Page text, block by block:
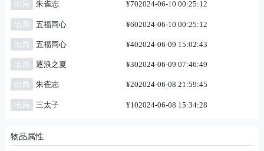
出局 朱雀志 ¥702024-06-10 00:25:12
出局 五福同心 ¥602024-06-10 00:25:12
出局 五福同心 ¥402024-06-09 15:02:43
出局 逐浪之夏 ¥302024-06-09 07:46:49
出局 朱雀志 ¥202024-06-08 21:59:45
出局 三太子 ¥102024-06-08 15:34:28
物品属性